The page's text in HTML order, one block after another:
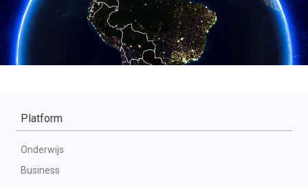
Platform
Onderwijs
Business